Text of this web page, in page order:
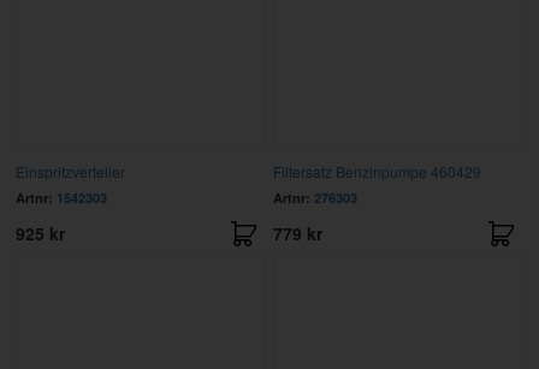
Einspritzverteiler
Artnr: 1542303
925 kr
Filtersatz Benzinpumpe 460429
Artnr: 276303
779 kr